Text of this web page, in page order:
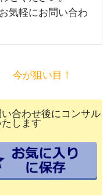
気軽にお問い合わ
今が狙い目！
合わせ後にコンサル
します